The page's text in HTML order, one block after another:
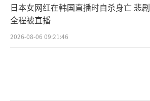
日本女网红在韩国直播时自杀身亡 悲剧
全程被直播
2026-08-06 09:21:46